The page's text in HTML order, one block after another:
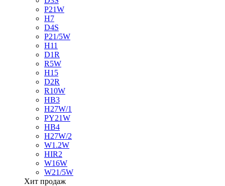
P21W
H7
D4S
P21/5W
H11
D1R
R5W
H15
D2R
R10W
HB3
H27W/1
PY21W
HB4
H27W/2
W1.2W
HIR2
W16W
W21/5W
Хит продаж